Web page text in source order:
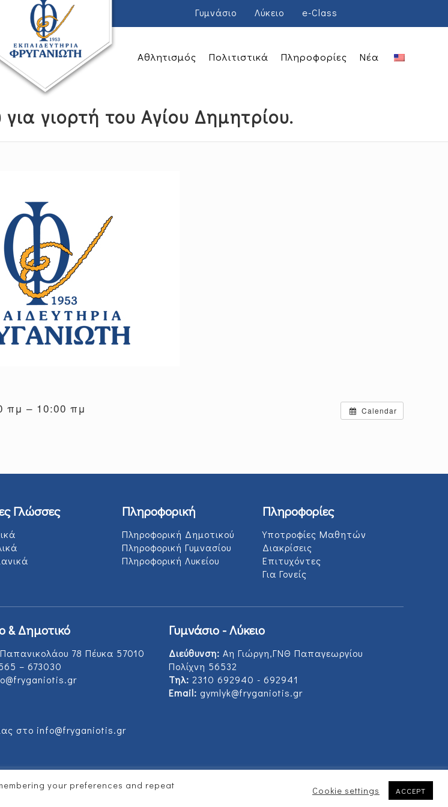
Γυμνάσιο Λύκειο e-Class
Αθλητισμός Πολιτιστικά Πληροφορίες Νέα
γιορτή του Αγίου Δημητρίου.
Calendar
πμ – 10:00 πμ
Γλώσσες Πληροφορική
Πληροφορική Δημοτικού
Πληροφορική Γυμνασίου
Πληροφορική Λυκείου
Πληροφορίες
Υποτροφίες Μαθητών
Διακρίσεις
Επιτυχόντες
Για Γονείς
& Δημοτικό
78 Πέυκα 57010
– 673030
Γυμνάσιο - Λύκειο
Διεύθυνση: Αη Γιώργη,ΓΝΘ Παπαγεωργίου
Πολίχνη 56532
Τηλ: 2310 692940 - 692941
Email: gymlyk@fryganiotis.gr
στο info@fryganiotis.gr
your preferences and repeat
Cookie settings ACCEPT